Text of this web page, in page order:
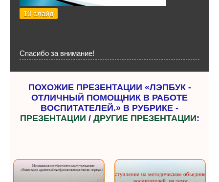
10 слайд
Спасибо за внимание!
ПОХОЖИЕ ПРЕЗЕНТАЦИИ «ЛЭПБУК -
ОТЛИЧНЫЙ ПОМОЩНИК В РАБОТЕ
ВОСПИТАТЕЛЕЙ.» В РУБРИКЕ -
ПРЕЗЕНТАЦИИ / ДРУГИЕ ПРЕЗЕНТАЦИИ: